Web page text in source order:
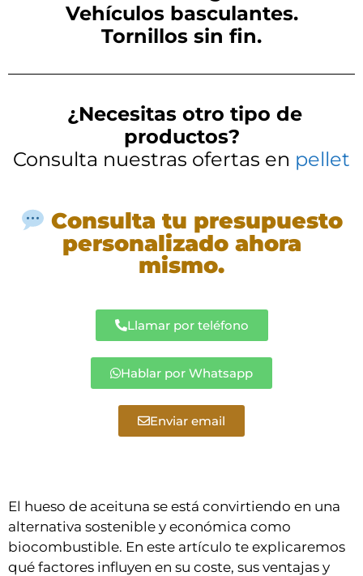
Vehículos basculantes.
Tornillos sin fin.
¿Necesitas otro tipo de
productos?
Consulta nuestras ofertas en pellet
Consulta tu presupuesto
personalizado ahora
mismo.
Llamar por teléfono
Hablar por Whatsapp
Enviar email
El hueso de aceituna se está convirtiendo en una
alternativa sostenible y económica como
biocombustible. En este artículo te explicaremos
qué factores influyen en su coste, sus ventajas y